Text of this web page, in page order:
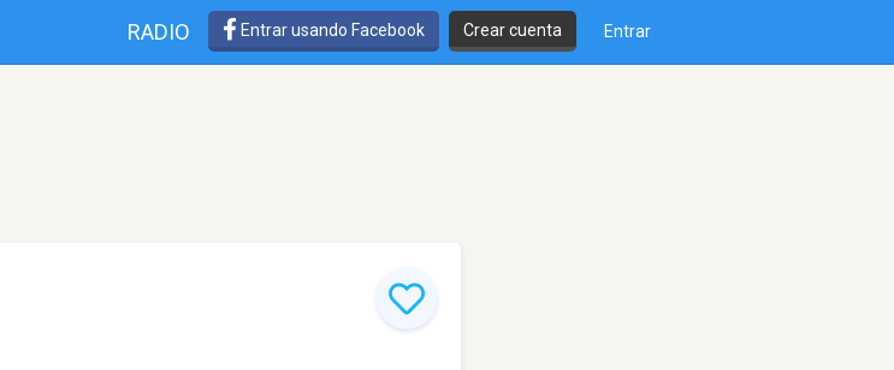
RADIO Entrar usando Facebook Crear cuenta Entrar